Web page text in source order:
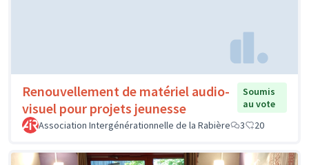
Renouvellement de matériel audio-
visuel pour projets jeunesse
Soumis
au vote
Association Intergénérationnelle de la Rabière
3 20